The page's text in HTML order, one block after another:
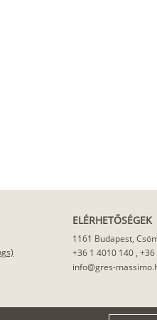
ELÉRHETŐSÉGEK
1161 Budapest,
+36 1 4010 140, +36
info@gres-